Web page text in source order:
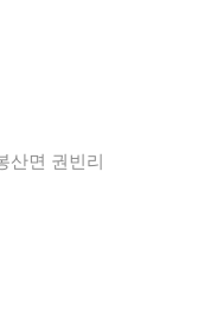
산면 권빈리